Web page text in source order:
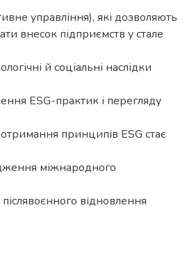
управління), які дозволяють
внесок підприємств у стале
й соціальні наслідки
ESG-практик і перегляду
принципів ESG стає
міжнародного
відновлення